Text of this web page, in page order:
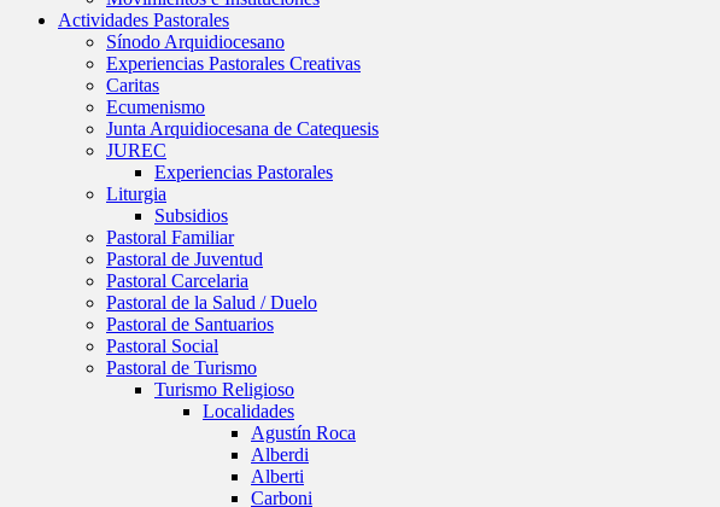
Actividades Pastorales
Sínodo Arquidiocesano
Experiencias Pastorales Creativas
Caritas
Ecumenismo
Junta Arquidiocesana de Catequesis
JUREC
Experiencias Pastorales
Liturgia
Subsidios
Pastoral Familiar
Pastoral de Juventud
Pastoral Carcelaria
Pastoral de la Salud / Duelo
Pastoral de Santuarios
Pastoral Social
Pastoral de Turismo
Turismo Religioso
Localidades
Agustín Roca
Alberdi
Alberti
Carboni